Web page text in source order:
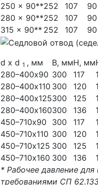
250 x 90**252 107 90
280 x 90**252 107 90
315 x 90** 252 107 90
d x d 1 , мм B, ммH, мм
280–400х90 300 117
280–400х110 300 120
280–400х125300 125
280–400х160300 136
450–710х90
300 117
450–710х110 300 120
450–710х125 300 125
450–710х160 300 136
* Рабочее давление
требованиями СП